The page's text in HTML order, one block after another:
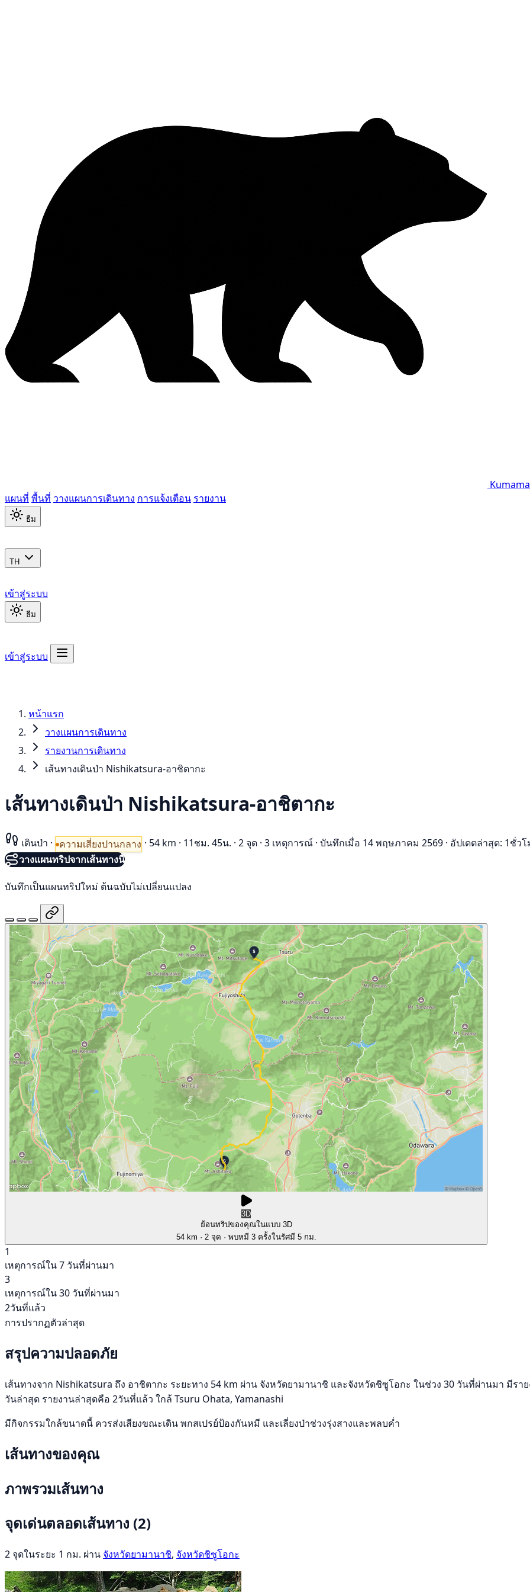
แผนที่ พื้นที่ วางแผนการเดินทาง การแจ้งเตือน รายงาน
ธีม
TH
เข้าสู่ระบบ
ธีม
เข้าสู่ระบบ
หน้าแรก
วางแผนการเดินทาง
รายงานการเดินทาง
เส้นทางเดินป่า Nishikatsura-อาชิตากะ
เส้นทางเดินป่า Nishikatsura-อาชิตากะ
เดินป่า · ความเสี่ยงปานกลาง · 54 km · 11ชม. 45น. · 2 จุด · 3 เหตุการณ์ · บันทึกเมื่อ 14 พฤษภาคม 2569 · อัปเดตล่าสุด: 1ชั่ว
วางแผนทริปจากเส้นทางนี้
บันทึกเป็นแผนทริปใหม่ ต้นฉบับไม่เปลี่ยนแปลง
3D
ย้อนทริปของคุณในแบบ 3D
54 km · 2 จุด · พบหมี 3 ครั้งในรัศมี 5 กม.
1
เหตุการณ์ใน 7 วันที่ผ่านมา
3
เหตุการณ์ใน 30 วันที่ผ่านมา
2วันที่แล้ว
การปรากฏตัวล่าสุด
สรุปความปลอดภัย
เส้นทางจาก Nishikatsura ถึง อาชิตากะ ระยะทาง 54 km ผ่าน จังหวัดยามานาชิ และจังหวัดชิซูโอกะ ในช่วง 30 วันที่ผ่านมา มีรา
วันล่าสุด รายงานล่าสุดคือ 2วันที่แล้ว ใกล้ Tsuru Ohata, Yamanashi
มีกิจกรรมใกล้ขนาดนี้ ควรส่งเสียงขณะเดิน พกสเปรย์ป้องกันหมี และเลี่ยงป่าช่วงรุ่งสางและพลบค่ำ
เส้นทางของคุณ
ภาพรวมเส้นทาง
จุดเด่นตลอดเส้นทาง (2)
2 จุดในระยะ 1 กม. ผ่าน จังหวัดยามานาชิ, จังหวัดชิซูโอกะ